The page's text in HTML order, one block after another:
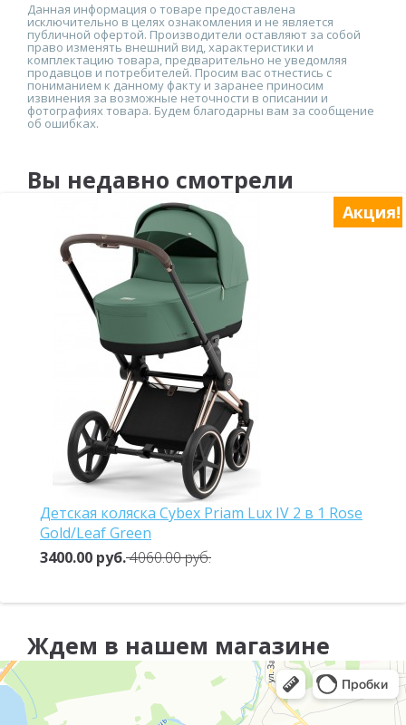
Данная информация о товаре предоставлена
исключительно в целях ознакомления и не является
публичной офертой. Производители оставляют за собой
право изменять внешний вид, характеристики и
комплектацию товара, предварительно не уведомляя
продавцов и потребителей. Просим вас отнестись с
пониманием к данному факту и заранее приносим
извинения за возможные неточности в описании и
фотографиях товара. Будем благодарны вам за сообщение
об ошибках.
Вы недавно смотрели
Акция!
Детская коляска Cybex Priam Lux IV 2 в 1 Rose
Gold/Leaf Green
3400.00 руб.4060.00 руб.
Ждем в нашем магазине